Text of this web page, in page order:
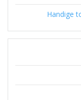
Handige